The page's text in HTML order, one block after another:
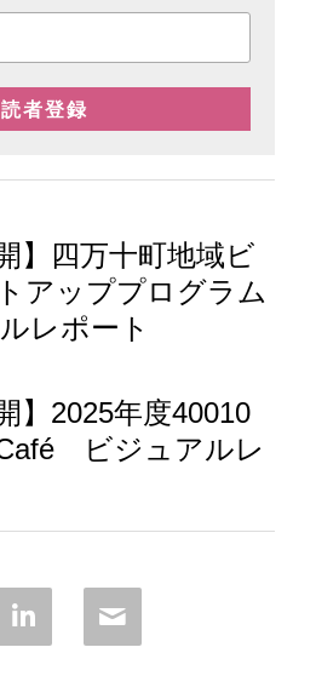
読者登録
】四万十町地域ビ
アッププログラム
レポート
】2025年度40010
ビジュアルレ